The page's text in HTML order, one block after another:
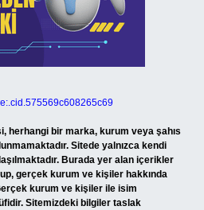
herhangi bir marka, kurum veya şahıs
Sitede yalnızca kendi
Burada yer alan içerikler
gerçek kurum ve kişiler hakkında
kurum ve kişiler ile isim
Sitemizdeki bilgiler taslak